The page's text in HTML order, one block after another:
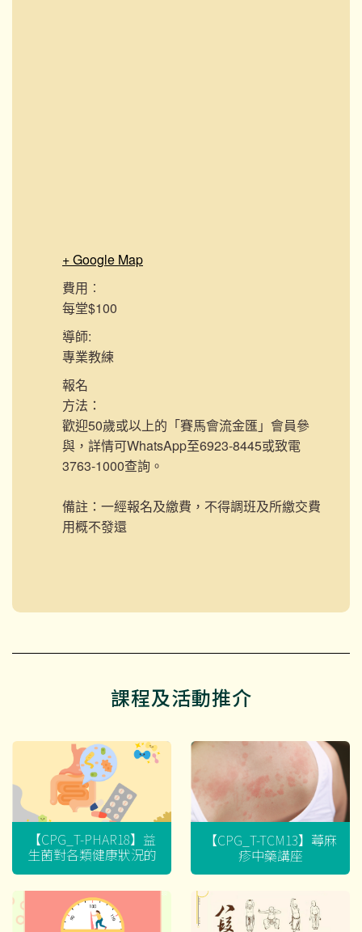
+ Google Map
費用︰
每堂$100
導師:
專業教練
報名
方法：
歡迎50歲或以上的「賽馬會流金匯」會員參
與，詳情可WhatsApp至6923-8445或致電
3763-1000查詢。
備註：一經報名及繳費，不得調班及所繳交費
用概不發還
課程及活動推介
【CPG_T-PHAR18】益
生菌對各類健康狀況的
迷思
【CPG_T-TCM13】蕁麻
疹中藥講座